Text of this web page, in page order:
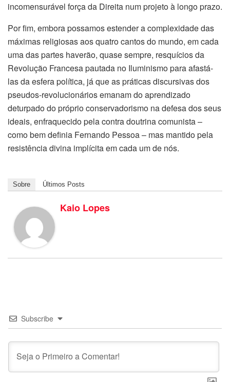
incomensurável força da Direita num projeto à longo prazo.
Por fim, embora possamos estender a complexidade das
máximas religiosas aos quatro cantos do mundo, em cada
uma das partes haverão, quase sempre, resquícios da
Revolução Francesa pautada no Iluminismo para afastá-
las da esfera política, já que as práticas discursivas dos
pseudos-revolucionários emanam do aprendizado
deturpado do próprio conservadorismo na defesa dos seus
ideais, enfraquecido pela contra doutrina comunista –
como bem definia Fernando Pessoa – mas mantido pela
resistência divina implícita em cada um de nós.
Sobre Últimos Posts
Kaio Lopes
Subscribe